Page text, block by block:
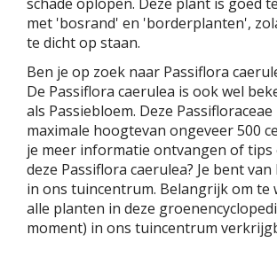
met 'bosrand' en 'borderplanten',
te dicht op staan.
Ben je op zoek naar Passiflora
De Passiflora caerulea is ook wel
als Passiebloem. Deze
maximale hoogtevan ongeveer 500
je meer informatie ontvangen of tips
deze Passiflora caerulea? Je bent
in ons tuincentrum. Belangrijk om te
alle planten in deze
moment) in ons tuincentrum